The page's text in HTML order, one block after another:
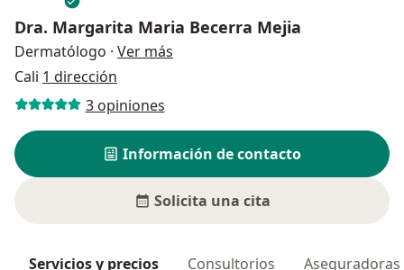
Dra. Margarita Maria Becerra Mejia
Dermatólogo · Ver más
Cali 1 dirección
3 opiniones
Información de contacto
Solicita una cita
Servicios y precios Consultorios Aseguradoras